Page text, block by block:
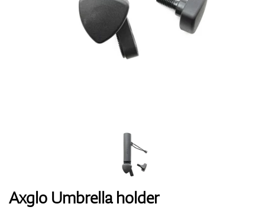
Rukavice
Bagy
Axglo Umbrella holder